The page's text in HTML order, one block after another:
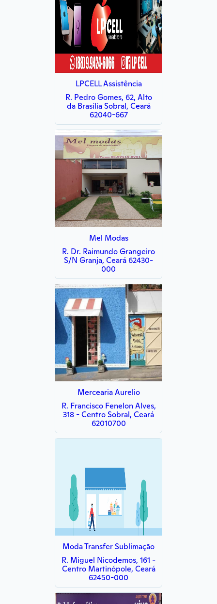
LPCELL Assistência
R. Pedro Gomes, 62, Alto
da Brasília Sobral, Ceará
62040-667
Mel Modas
R. Dr. Raimundo Grangeiro
S/N Granja, Ceará 62430-
000
Mercearia Aurelio
R. Francisco Fenelon Alves,
318 - Centro Sobral, Ceará
62010700
Moda Transfer Sublimação
R. Miguel Nicodemos, 161 -
Centro Martinópole, Ceará
62450-000